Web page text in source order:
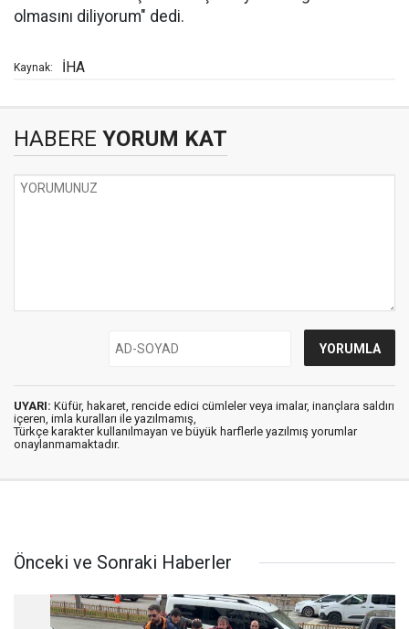
olmasını diliyorum" dedi.
Kaynak: İHA
HABERE YORUM KAT
UYARI: Küfür, hakaret, rencide edici cümleler veya imalar, inançlara saldırı
içeren, imla kuralları ile yazılmamış,
Türkçe karakter kullanılmayan ve büyük harflerle yazılmış yorumlar
onaylanmamaktadır.
Önceki ve Sonraki Haberler